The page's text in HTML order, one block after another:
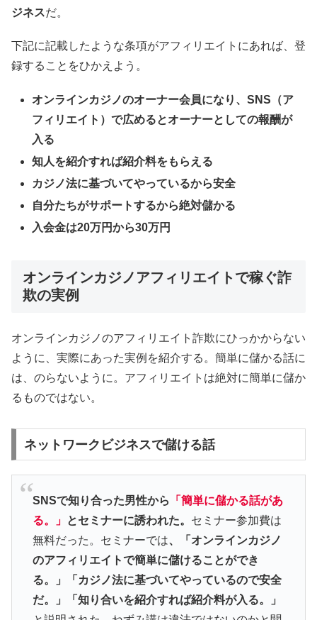
ジネスだ。
下記に記載したような条項がアフィリエイトにあれば、登
録することをひかえよう。
オンラインカジノのオーナー会員になり、SNS（ア
フィリエイト）で広めるとオーナーとしての報酬が
入る
知人を紹介すれば紹介料をもらえる
カジノ法に基づいてやっているから安全
自分たちがサポートするから絶対儲かる
入会金は20万円から30万円
オンラインカジノアフィリエイトで稼ぐ詐
欺の実例
オンラインカジノのアフィリエイト詐欺にひっかからない
ように、実際にあった実例を紹介する。簡単に儲かる話に
は、のらないように。アフィリエイトは絶対に簡単に儲か
るものではない。
ネットワークビジネスで儲ける話
SNSで知り合った男性から
「簡単に儲かる話があ
る。」 とセミナーに誘われた。 セミナー参加費は
無料だった。セミナーでは、「オンラインカジノ
のアフィリエイトで簡単に儲けることができ
る。」「カジノ法に基づいてやっているので安全
だ。」「知り合いを紹介すれば紹介料が入る。」